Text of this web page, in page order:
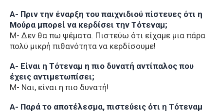
Α- Πριν την έναρξη του παιχνιδιού πίστευες ότι η
Μούρα μπορεί να κερδίσει την Τότεναμ;
Μ- Δεν θα πω ψέματα. Πιστεύω ότι είχαμε μια πάρα
πολύ μικρή πιθανότητα να κερδίσουμε!
Α- Είναι η Τότεναμ η πιο δυνατή αντίπαλος που
έχεις αντιμετωπίσει;
Μ- Ναι, είναι η πιο δυνατή!
Α- Παρά το αποτέλεσμα, πιστεύεις ότι η Τότεναμ